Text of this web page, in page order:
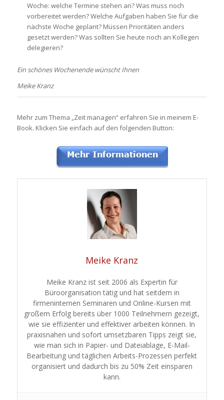
Woche: welche Termine stehen an? Was muss noch
vorbereitet werden? Welche Aufgaben haben Sie für die
nächste Woche geplant? Müssen Prioritäten anders
gesetzt werden? Was sollten Sie heute noch an Kollegen
delegieren?
Ein schönes Wochenende wünscht Ihnen
Meike Kranz
Mehr zum Thema „Zeit managen“ erfahren Sie in meinem E-
Book. Klicken Sie einfach auf den folgenden Button:
Meike Kranz
Meike Kranz ist seit 2006 als Expertin für
Büroorganisation tätig und hat seitdem in
firmeninternen Seminaren und Online-Kursen mit
großem Erfolg bereits über 1000 Teilnehmern gezeigt,
wie sie effizienter und effektiver arbeiten können. In
praxisnahen und sofort umsetzbaren Tipps zeigt sie,
wie man sich in Papier- und Dateiablage, E-Mail-
Bearbeitung und täglichen Arbeits-Prozessen perfekt
organisiert und dadurch bis zu 50% Zeit einsparen
kann.